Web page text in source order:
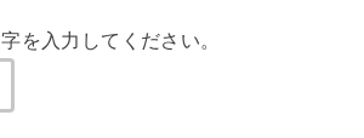
を入力してください。